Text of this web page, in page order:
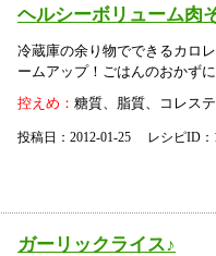
ヘルシーボリューム肉
冷蔵庫の余り物でできるカロ
ームアップ！ごはんのおかず
控えめ： 糖質、脂質、コレス
投稿日：2012-01-25 レシピID
ガーリックライス♪